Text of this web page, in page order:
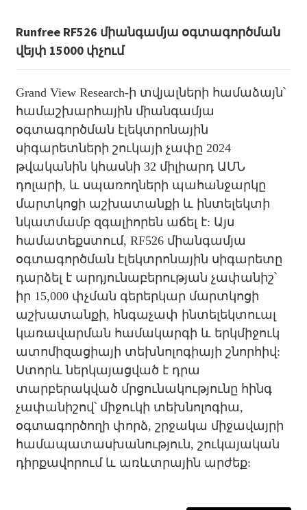
Runfree RF526 միանգամյա օգտագործման
վեյփ 15000 փչում
Grand View Research-ի տվյալների համաձայն՝
համաշխարհային միանգամյա
օգտագործման էլեկտրոնային
սիգարետների շուկայի չափը 2024
թվականին կհասնի 32 միլիարդ ԱՄՆ
դոլարի, և սպառողների պահանջարկը
մարտկոցի աշխատանքի և ինտելեկտի
նկատմամբ զգալիորեն աճել է: Այս
համատեքստում, RF526 միանգամյա
օգտագործման էլեկտրոնային սիգարետը
դարձել է արդյունաբերության չափանիշ՝
իր 15,000 փչման գերերկար մարտկոցի
աշխատանքի, հնգաչափ ինտելեկտուալ
կառավարման համակարգի և երկմիջուկ
ատոմիզացիայի տեխնոլոգիայի շնորհիվ:
Ստորև ներկայացված է դրա
տարբերակված մրցունակությունը հինգ
չափանիշով՝ միջուկի տեխնոլոգիա,
օգտագործողի փորձ, շրջակա միջավայրի
համապատասխանություն, շուկայական
դիրքավորում և առևտրային արժեք: